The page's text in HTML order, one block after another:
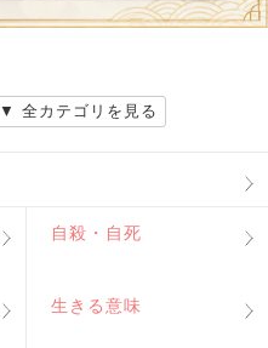
▼ 全カテゴリを見る
自殺・自死
生きる意味